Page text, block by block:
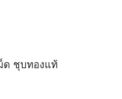
ด ชุบทองแท้